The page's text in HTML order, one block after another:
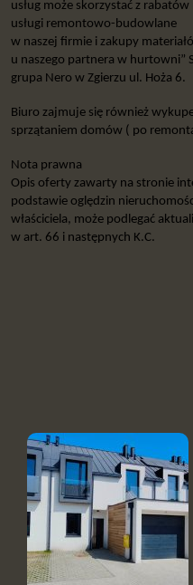
usług może skorzystać z rabatów
usługi remontowo-budowlane
w naszej firmie i zakupy
u naszego partnera w hurtowni”
grupa Nero w Zgierzu ul. Hoża 6.
Biuro zajmuje się również
sprzątaniem domów ( po
Nota prawna
Opis oferty zawarty na stronie
podstawie oględzin
właściciela, może podlegać
w art. 66 i następnych K.C.